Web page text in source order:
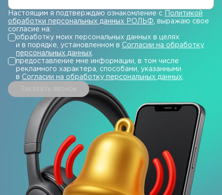
Настоящим я подтверждаю ознакомление с
Политикой
обработки персональных данных РОЛЬФ , выражаю свое
согласие на:
обработку моих персональных данных в целях
и в порядке, установленном в Согласии на обработку
персональных данных
предоставление мне информации, в том числе
рекламного характера, способами, указанными
в Согласии на обработку персональных данных
Заказать звонок